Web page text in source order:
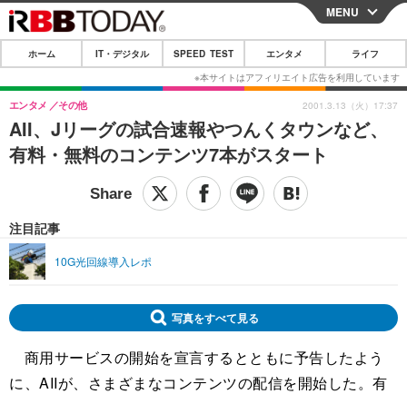
CLOSE
ホーム
IT・デジタル
IT・デジタルTOP スマートフォン
その他
SPEED TEST
映画・ドラマ
ショッピング その他
ライフTOP
リリース一覧
MENU
ホーム IT・デジタル SPEED TEST エンタメ ライフ
AII、Jリーグの試合速報やつんくタウンなど、
有料・無料のコンテンツ7本がスタート
エンタメ その他
注目記事
10G光回線導入レポ
2001.3.13（火）17:37
写真をすべて見る
商用サービスの開始を宣言するとともに予告したよう
に、AIIが、さまざまなコンテンツの配信を開始した。有